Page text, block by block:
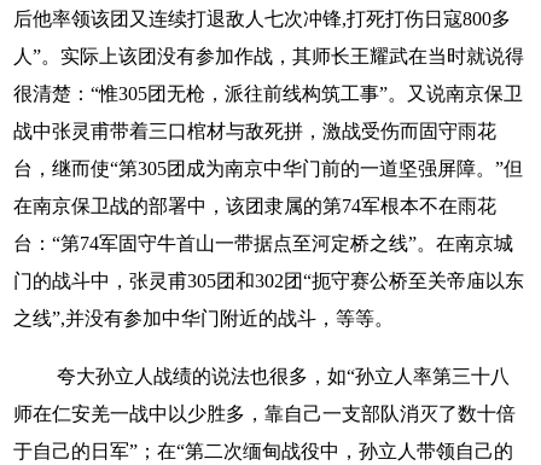
后他率领该团又连续打退敌人七次冲锋,打死打伤日寇800多
人”。实际上该团没有参加作战，其师长王耀武在当时就说得
很清楚：“惟305团无枪，派往前线构筑工事”。又说南京保卫
战中张灵甫带着三口棺材与敌死拼，激战受伤而固守雨花
台，继而使“第305团成为南京中华门前的一道坚强屏障。”但
在南京保卫战的部署中，该团隶属的第74军根本不在雨花
台：“第74军固守牛首山一带据点至河定桥之线”。在南京城
门的战斗中，张灵甫305团和302团“扼守赛公桥至关帝庙以东
之线”,并没有参加中华门附近的战斗，等等。
夸大孙立人战绩的说法也很多，如“孙立人率第三十八
师在仁安羌一战中以少胜多，靠自己一支部队消灭了数十倍
于自己的日军”；在“第二次缅甸战役中，孙立人带领自己的